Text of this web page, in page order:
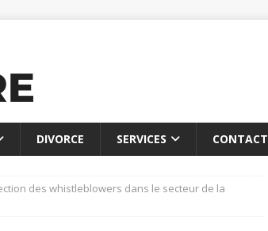
DIVORCE SERVICES CONTACT
des whistleblowers dans le secteur de la